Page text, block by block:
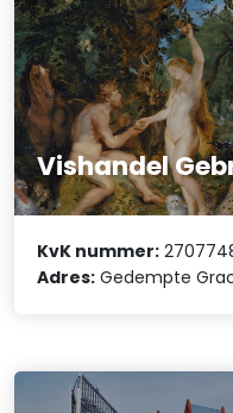
Vishandel
KvK nummer:
Adres: Gedempte